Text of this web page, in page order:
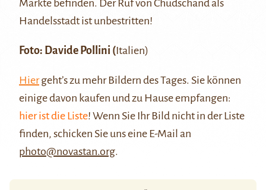
Märkte befinden. Der Ruf von Chudschand als
Handelsstadt ist unbestritten!
Foto: Davide Pollini (Italien)
Hiergeht’s zu mehr Bildern des Tages. Sie können
einige davon kaufen und zu Hause empfangen:
hier ist die Liste! Wenn Sie Ihr Bild nicht in der Liste
finden, schicken Sie uns eine E-Mail an
photo@novastan.org.